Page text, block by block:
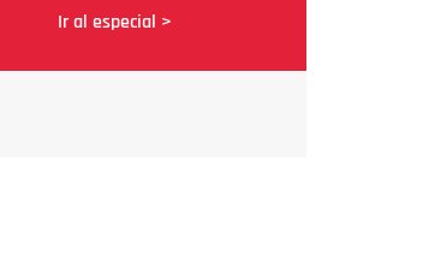
Ir al especial >